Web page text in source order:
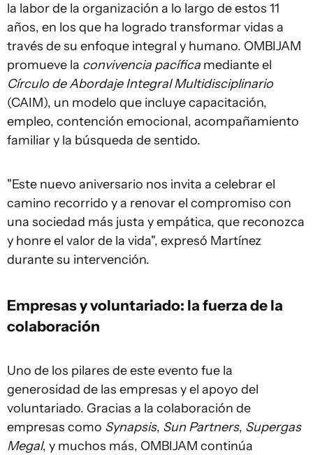
la labor de la organización a lo largo de estos 11
años, en los que ha logrado transformar vidas a
través de su enfoque integral y humano. OMBIJAM
promueve la convivencia pacífica mediante el
Círculo de Abordaje Integral Multidisciplinario
(CAIM), un modelo que incluye capacitación,
empleo, contención emocional, acompañamiento
familiar y la búsqueda de sentido.
"Este nuevo aniversario nos invita a celebrar el
camino recorrido y a renovar el compromiso con
una sociedad más justa y empática, que reconozca
y honre el valor de la vida", expresó Martínez
durante su intervención.
Empresas y voluntariado: la fuerza de la
colaboración
Uno de los pilares de este evento fue la
generosidad de las empresas y el apoyo del
voluntariado. Gracias a la colaboración de
empresas como Synapsis, Sun Partners, Supergas
Megal, y muchos más, OMBIJAM continúa